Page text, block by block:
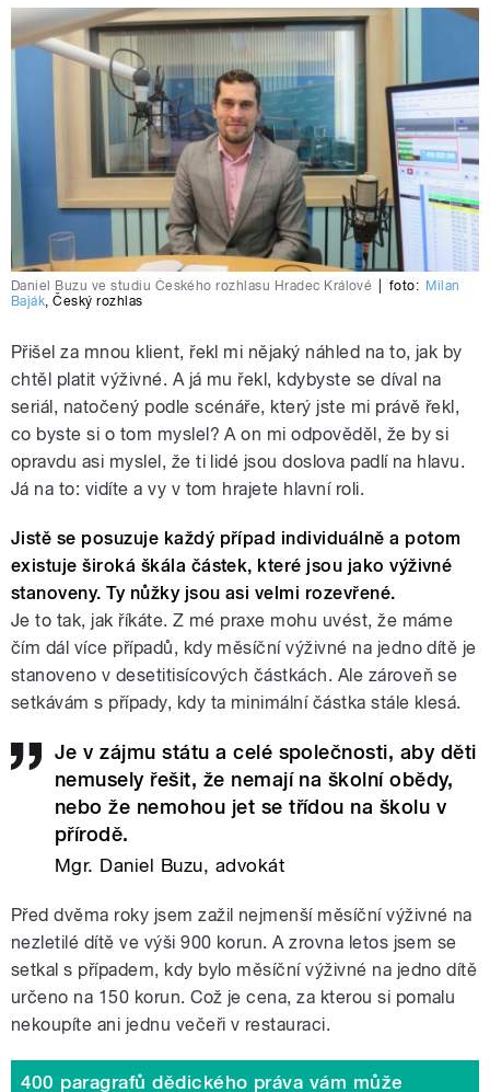
Daniel Buzu ve studiu Českého rozhlasu Hradec Králové foto: Milan
Baják,Český rozhlas
Přišel za mnou klient, řekl mi nějaký náhled na to, jak by
chtěl platit výživné. A já mu řekl, kdybyste se díval na
seriál, natočený podle scénáře, který jste mi právě řekl,
co byste si o tom myslel? A on mi odpověděl, že by si
opravdu asi myslel, že ti lidé jsou doslova padlí na hlavu.
Já na to: vidíte a vy v tom hrajete hlavní roli.
Jistě se posuzuje každý případ individuálně a potom
existuje široká škála částek, které jsou jako výživné
stanoveny. Ty nůžky jsou asi velmi rozevřené.
Je to tak, jak říkáte. Z mé praxe mohu uvést, že máme
čím dál více případů, kdy měsíční výživné na jedno dítě je
stanoveno v desetitisícových částkách. Ale zároveň se
setkávám s případy, kdy ta minimální částka stále klesá.
Je v zájmu státu a celé společnosti, aby děti
nemusely řešit, že nemají na školní obědy,
nebo že nemohou jet se třídou na školu v
přírodě.
Mgr. Daniel Buzu, advokát
Před dvěma roky jsem zažil nejmenší měsíční výživné na
nezletilé dítě ve výši 900 korun. A zrovna letos jsem se
setkal s případem, kdy bylo měsíční výživné na jedno dítě
určeno na 150 korun. Což je cena, za kterou si pomalu
nekoupíte ani jednu večeři v restauraci.
400 paragrafů dědického práva vám může